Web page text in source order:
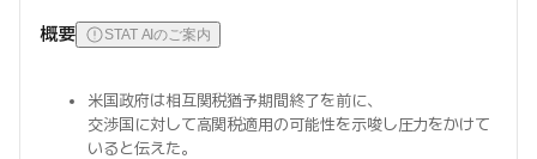
概要 STAT AIのご案内
米国政府は相互関税猶予期間終了を前に、
交渉国に対して高関税適用の可能性を示唆し圧力をかけて
いると伝えた。